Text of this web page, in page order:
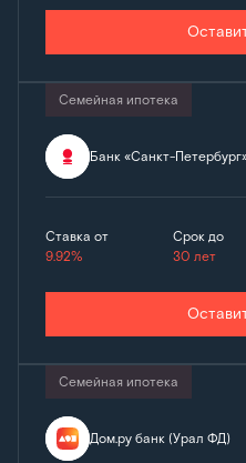
Семейная ипотека
Банк «Санкт-
Ставка от
9.92%
Срок до
30 лет
Семейная ипотека
Дом.ру банк (Урал ФД)